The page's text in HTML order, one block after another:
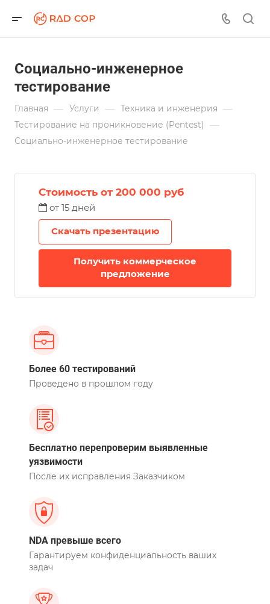
Социально-инженерное
тестирование
Главная — Услуги — Техника и инженерия —
Тестирование на проникновение (Pentest) —
Социально-инженерное тестирование
Стоимость от 200 000 руб
от 15 дней
Скачать презентацию
Получить коммерческое
предложение
Более 60 тестирований
Проведено в прошлом году
Бесплатно перепроверим выявленные
уязвимости
После их исправления Заказчиком
NDA превыше всего
Гарантируем конфиденциальность ваших
задач